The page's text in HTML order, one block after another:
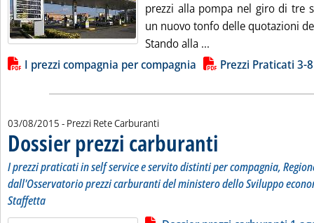
prezzi alla pompa nel giro di tre
un nuovo tonfo delle quotazioni
Stando alla ...
Lista allegati PDF alla notizia
I prezzi compagnia per compagnia Prezzi Praticati 3-8
03/08/2015 - Prezzi Rete Carburanti
Dossier prezzi carburanti
I prezzi praticati in self service e servito distinti per compagnia,
dall'Osservatorio prezzi carburanti del ministero dello Sviluppo
Staffetta